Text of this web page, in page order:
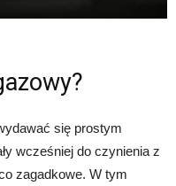
się prostym
wcześniej do czynienia z
zagadkowe. W tym